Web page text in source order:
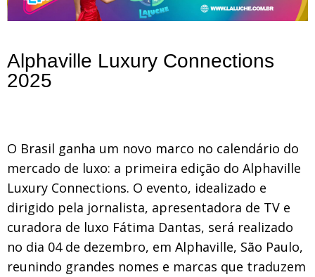
Alphaville Luxury Connections
2025
O Brasil ganha um novo marco no calendário do
mercado de luxo: a primeira edição do Alphaville
Luxury Connections. O evento, idealizado e
dirigido pela jornalista, apresentadora de TV e
curadora de luxo Fátima Dantas, será realizado
no dia 04 de dezembro, em Alphaville, São Paulo,
reunindo grandes nomes e marcas que traduzem